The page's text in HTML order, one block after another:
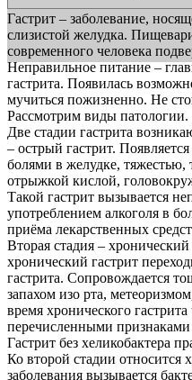
Гастрит – заболевание,
слизистой желудка.
современного человека
Неправильное питание –
гастрита. Появилась
мучиться пожизненно. Не
Рассмотрим виды патологии.
Две стадии гастрита
– острый гастрит.
болями в желудке,
отрыжкой кислой,
Такой гастрит вызывается
употреблением алкоголя в
приёма лекарственных
Вторая стадия –
хронический гастрит
гастрита. Сопровождается
запахом изо рта,
время хронического
перечисленными признаками
Гастрит без хеликобактера
Ко второй стадии относится
заболевания вызывается